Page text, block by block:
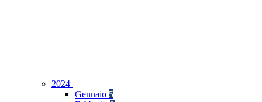
2024
Gennaio 5